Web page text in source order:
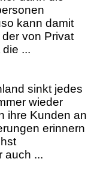
kann damit
von Privat
...
sinkt jedes
wieder
ihre Kunden an
erinnern
auch ...